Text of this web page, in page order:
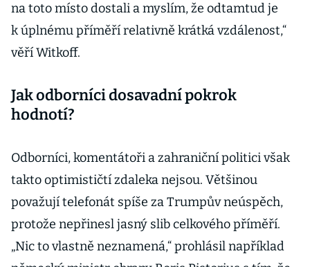
na toto místo dostali a myslím, že odtamtud je
k úplnému příměří relativně krátká vzdálenost,“
věří Witkoff.
Jak odborníci dosavadní pokrok
hodnotí?
Odborníci, komentátoři a zahraniční politici však
takto optimističtí zdaleka nejsou. Většinou
považují telefonát spíše za Trumpův neúspěch,
protože nepřinesl jasný slib celkového příměří.
„Nic to vlastně neznamená,“ prohlásil například